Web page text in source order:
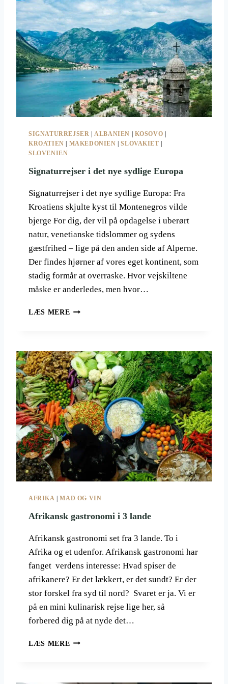
D
E
R
P
Å
M
E
E
T
E
R
R
R
E
J
S
E
R
D
E
N
S
D
-
E
U
R
O
A
:
F
A
T
I
E
N
S
S
K
U
L
T
E
Y
T
I
L
D
E
O
R
T
SIGNATURREJSER |ALBANIEN KOSOVO
KROATIEN
MAKEDONIEN |SLOVAKIET
SLOVENIEN
Signaturrejser i det nye sydlige Europa
Signaturrejser i det nye sydlige Europa: Fra
Kroatiens skjulte kyst til Montenegros vilde
bjerge For dig, der vil på opdagelse i uberørt
natur, venetianske tidslommer og sydens
gæstfrihed – lige på den anden side af Alperne.
Der findes hjørner af vores eget kontinent, som
stadig formår at overraske. Hvor vejskiltene
måske er anderledes, men hvor…
LÆS MERE
A
T
U
R
R
E
J
S
R
I
D
E
N
E
Y
D
L
I
E
E
U
O
AFRIKA |MAD OG VIN
Afrikansk gastronomi i 3 lande
Afrikansk gastronomi set fra 3 lande. To i
Afrika og et udenfor. Afrikansk gastronomi har
fanget verdens interesse: Hvad spiser de
afrikanere? Er det lækkert, er det sundt? Er der
stor forskel fra syd til nord? Svaret er ja. Vi er
på en mini kulinarisk rejse lige her, så
forbered dig på at nyde det…
LÆS MERE A